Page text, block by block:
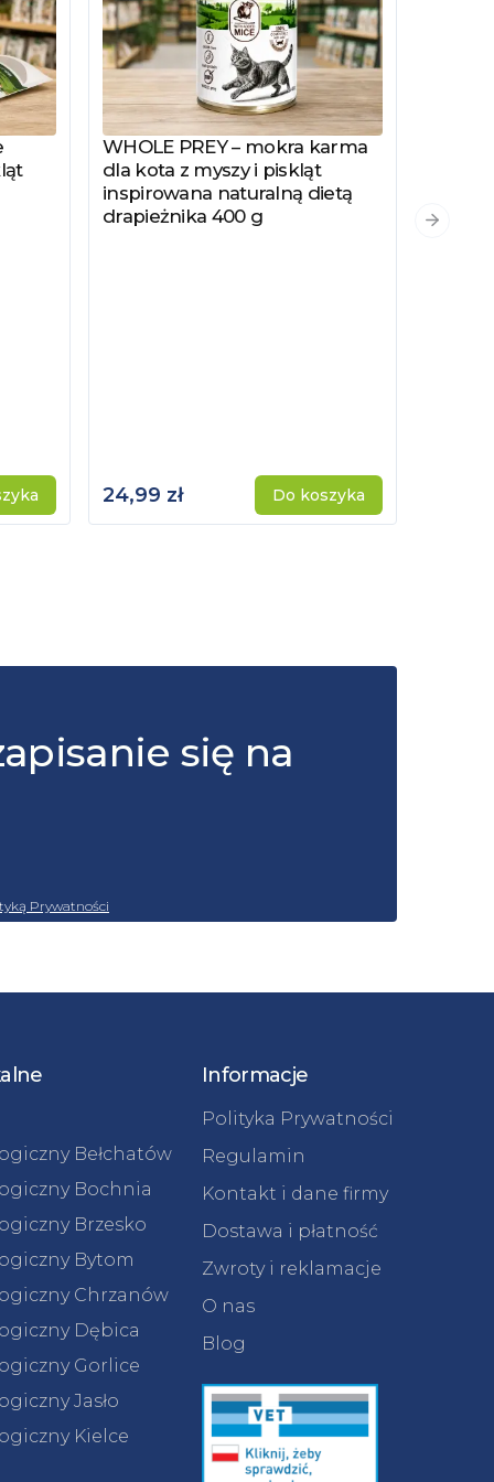
Zobacz produkt
WHOLE PREY – mokra karma
dla kota z myszy i piskląt
inspirowana naturalną dietą
drapieżnika 400 g
24,99 zł Do koszyka
się na
Prywatności
Bełchatów
Bochnia
Brzesko
Bytom
Chrzanów
Dębica
Gorlice
Jasło
Kielce
Informacje
Polityka Prywatności
Regulamin
Kontakt i dane firmy
Dostawa i płatność
Zwroty i reklamacje
O nas
Blog